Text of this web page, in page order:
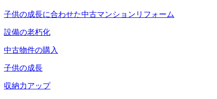
子供の成長に合わせた中古マンションリフォーム
設備の老朽化
中古物件の購入
子供の成長
収納力アップ